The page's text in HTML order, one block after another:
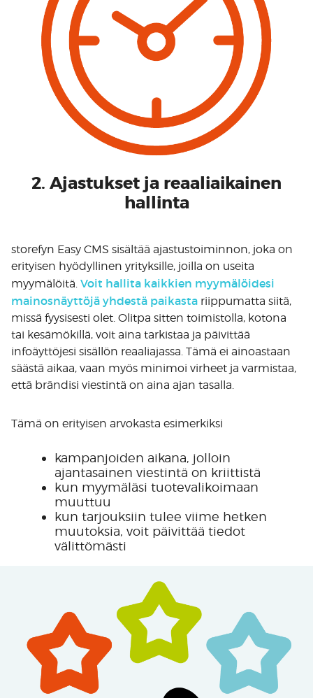
2. Ajastukset ja reaaliaikainen
hallinta
storefyn Easy CMS sisältää ajastustoiminnon, joka on
erityisen hyödyllinen yrityksille, joilla on useita
myymälöitä. Voit hallita kaikkien myymälöidesi
mainosnäyttöjä yhdestä paikasta riippumatta siitä,
missä fyysisesti olet. Olitpa sitten toimistolla, kotona
tai kesämökillä, voit aina tarkistaa ja päivittää
infoäyttöjesi sisällön reaaliajassa. Tämä ei ainoastaan
säästä aikaa, vaan myös minimoi virheet ja varmistaa,
että brändisi viestintä on aina ajan tasalla.
Tämä on erityisen arvokasta esimerkiksi
kampanjoiden aikana, jolloin
ajantasainen viestintä on kriittistä
kun myymäläsi tuotevalikoimaan
muuttuu
kun tarjouksiin tulee viime hetken
muutoksia, voit päivittää tiedot
välittömästi